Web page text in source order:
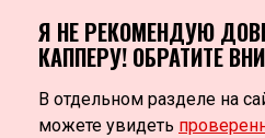
Я НЕ РЕКОМЕНДУЮ
КАППЕРУ! ОБРАТИТЕ
В отдельном разделе на
можете увидеть